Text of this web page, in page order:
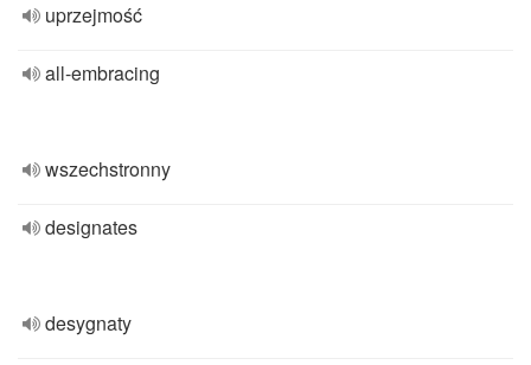
uprzejmość
all-embracing
wszechstronny
designates
desygnaty